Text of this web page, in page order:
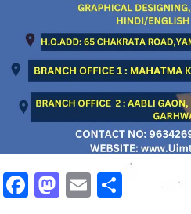
Facebook
Mastodon
EmailShare